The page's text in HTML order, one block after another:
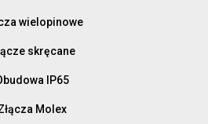
wielopinowe
skręcane
IP65
Molex